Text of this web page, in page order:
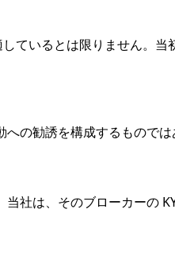
ているとは限りません。
の勧誘を構成するものでは
社は、そのブローカーの